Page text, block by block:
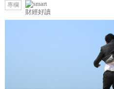
專欄
財經好讀